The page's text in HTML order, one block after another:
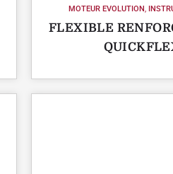
MOTEUR EVOLUTION,
FLEXIBLE